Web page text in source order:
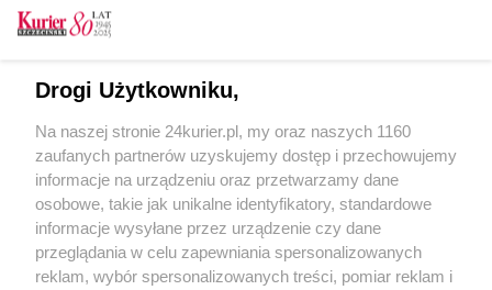
Zapamiętać?
Drogi Użytkowniku,
Na naszej stronie 24kurier.pl, my oraz naszych 1160
zaufanych partnerów uzyskujemy dostęp i przechowujemy
informacje na urządzeniu oraz przetwarzamy dane
osobowe, takie jak unikalne identyfikatory, standardowe
informacje wysyłane przez urządzenie czy dane
przeglądania w celu zapewniania spersonalizowanych
reklam, wybór spersonalizowanych treści, pomiar reklam i